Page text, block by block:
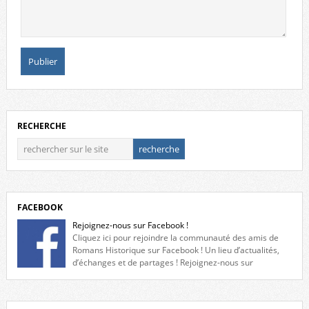
RECHERCHE
FACEBOOK
Rejoignez-nous sur Facebook !
Cliquez ici pour rejoindre la communauté des amis de
Romans Historique sur Facebook ! Un lieu d’actualités,
d’échanges et de partages ! Rejoignez-nous sur